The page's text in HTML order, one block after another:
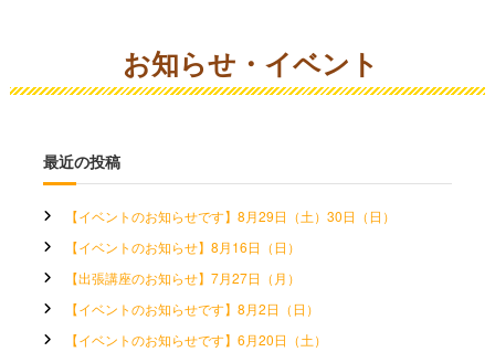
お知らせ・イベント
最近の投稿
【イベントのお知らせです】8月29日（土）30日（日）
【イベントのお知らせ】8月16日（日）
【出張講座のお知らせ】7月27日（月）
【イベントのお知らせです】8月2日（日）
【イベントのお知らせです】6月20日（土）